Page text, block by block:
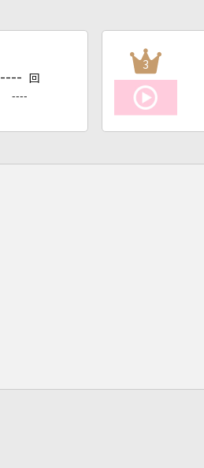
---- 回
----
3